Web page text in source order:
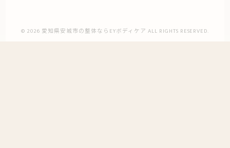
© 2026 愛知県安城市の整体ならEYボディケア ALL RIGHTS RESERVED.